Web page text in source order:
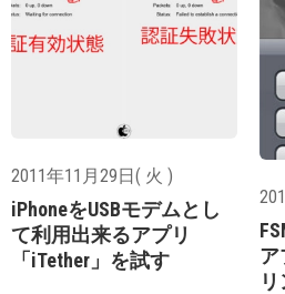
2011年11月29日( 火 )
iPhoneをUSBモデムとし
て利用出来るアプリ
「iTether」を試す
ア